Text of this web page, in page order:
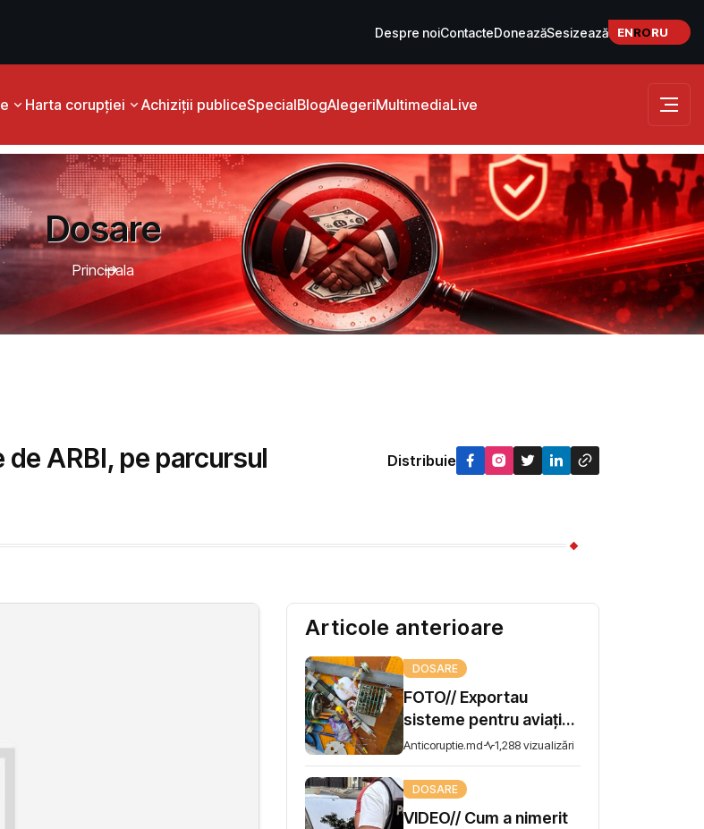
Despre noiContacteDoneazăSesizează ENRORU
Harta corupției Achiziții publiceSpecialBlogAlegeriMultimediaLive
Dosare
Principala
ARBI, pe parcursul
Distribuie
Articole anterioare
DOSARE
FOTO// Exportau
sisteme pentru aviația
rusă, dar declarau că-s
motoare pentru
deșeuri. SIS și PCCOCS
dau detalii
Anticoruptie.md 1,288 vizualizări
DOSARE
VIDEO// Cum a nimerit